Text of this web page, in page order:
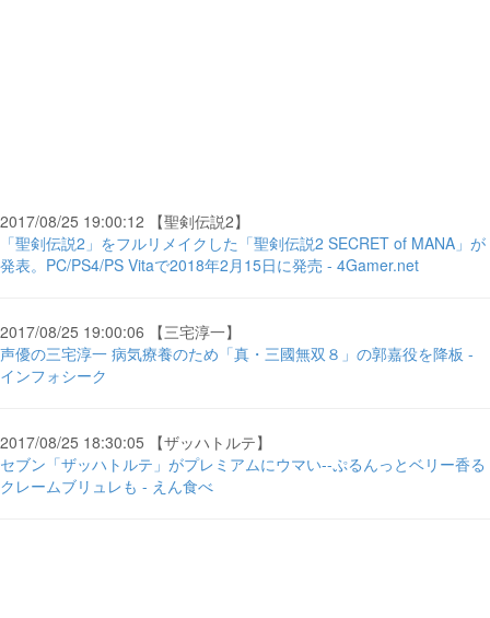
2017/08/25 19:00:12 【聖剣伝説2】
「聖剣伝説2」をフルリメイクした「聖剣伝説2 SECRET of MANA」が
発表。PC/PS4/PS Vitaで2018年2月15日に発売 - 4Gamer.net
2017/08/25 19:00:06 【三宅淳一】
声優の三宅淳一 病気療養のため「真・三國無双８」の郭嘉役を降板 -
インフォシーク
2017/08/25 18:30:05 【ザッハトルテ】
セブン「ザッハトルテ」がプレミアムにウマい--ぷるんっとベリー香る
クレームブリュレも - えん食べ